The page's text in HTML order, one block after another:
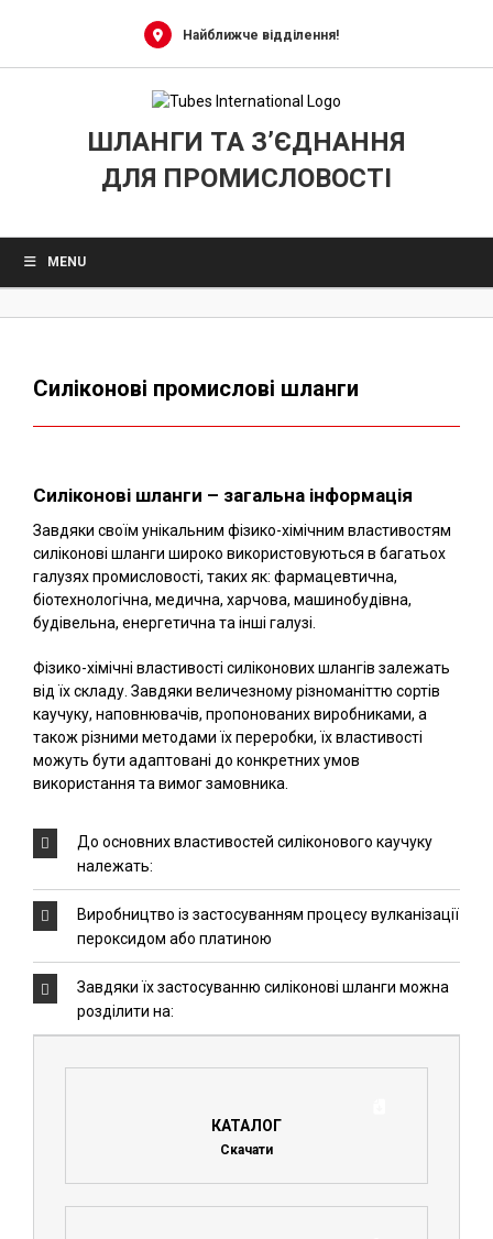
Найближче відділення!
ШЛАНГИ ТА З’ЄДНАННЯ
ДЛЯ ПРОМИСЛОВОСТІ
MENU
Силіконові промислові шланги
Силіконові шланги – загальна інформація
Завдяки своїм унікальним фізико-хімічним властивостям
силіконові шланги широко використовуються в багатьох
галузях промисловості, таких як: фармацевтична,
біотехнологічна, медична, харчова, машинобудівна,
будівельна, енергетична та інші галузі.
Фізико-хімічні властивості силіконових шлангів залежать
від їх складу. Завдяки величезному різноманіттю сортів
каучуку, наповнювачів, пропонованих виробниками, а
також різними методами їх переробки, їх властивості
можуть бути адаптовані до конкретних умов
використання та вимог замовника.
До основних властивостей силіконового каучуку
належать:
Виробництво із застосуванням процесу вулканізації
пероксидом або платиною
Завдяки їх застосуванню силіконові шланги можна
розділити на:
КАТАЛОГ
Скачати